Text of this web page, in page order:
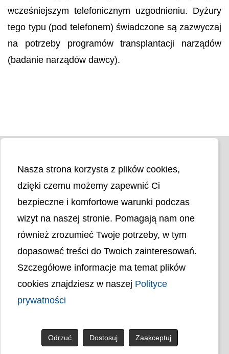
wcześniejszym telefonicznym uzgodnieniu. Dyżury
tego typu (pod telefonem) świadczone są zazwyczaj
na potrzeby programów transplantacji narządów
(badanie narządów dawcy).
Liczba odwiedzin
Polityka prywatności
Mapa strony
Ochrona Danych Osobowych
Deklaracja Dostępności
© uck.katowice.pl.
Nasza strona korzysta z plików cookies,
dzięki czemu możemy zapewnić Ci
bezpieczne i komfortowe warunki podczas
wizyt na naszej stronie. Pomagają nam one
również zrozumieć Twoje potrzeby, w tym
dopasować treści do Twoich zainteresowań.
Szczegółowe informacje ma temat plików
cookies znajdziesz w naszej Polityce
prywatności
Odrzuć Dostosuj Zaakceptuj